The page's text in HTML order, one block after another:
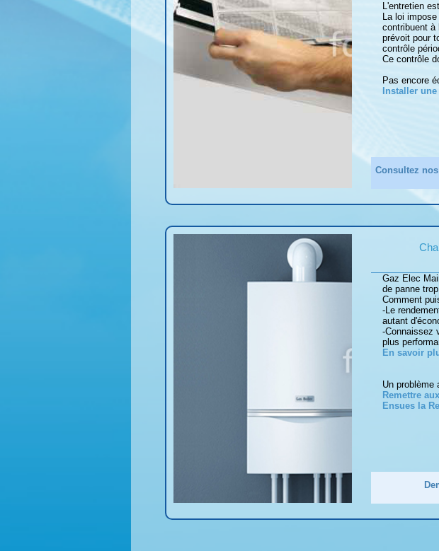
L'entretien
La loi
contribuent à
prévoit pour
contrôle
Ce contrôle
Pas encore
Installer
Consultez
Gaz Elec
de panne
Comment
-Le
autant
-Connaissez
plus
En savoir
Un problème
Remettre
Ensues la